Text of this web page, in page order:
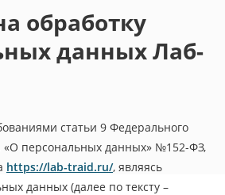
обработку
данных Лаб-
статьи 9 Федерального
«О персональных данных» №152-ФЗ,
https://lab-traid.ru/, являясь
данных (далее по тексту –